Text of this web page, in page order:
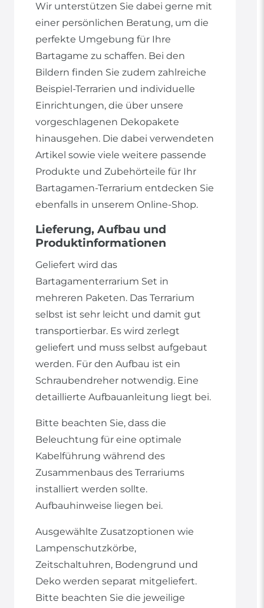
Wir unterstützen Sie dabei gerne mit
einer persönlichen Beratung, um die
perfekte Umgebung für Ihre
Bartagame zu schaffen. Bei den
Bildern finden Sie zudem zahlreiche
Beispiel-Terrarien und individuelle
Einrichtungen, die über unsere
vorgeschlagenen Dekopakete
hinausgehen. Die dabei verwendeten
Artikel sowie viele weitere passende
Produkte und Zubehörteile für Ihr
Bartagamen-Terrarium entdecken Sie
ebenfalls in unserem Online-Shop.
Lieferung, Aufbau und
Produktinformationen
Geliefert wird das
Bartagamenterrarium Set in
mehreren Paketen. Das Terrarium
selbst ist sehr leicht und damit gut
transportierbar. Es wird zerlegt
geliefert und muss selbst aufgebaut
werden. Für den Aufbau ist ein
Schraubendreher notwendig. Eine
detaillierte Aufbauanleitung liegt bei.
Bitte beachten Sie, dass die
Beleuchtung für eine optimale
Kabelführung während des
Zusammenbaus des Terrariums
installiert werden sollte.
Aufbauhinweise liegen bei.
Ausgewählte Zusatzoptionen wie
Lampenschutzkörbe,
Zeitschaltuhren, Bodengrund und
Deko werden separat mitgeliefert.
Bitte beachten Sie die jeweilige